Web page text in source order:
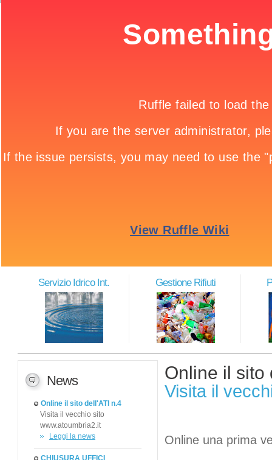
Servizio Idrico Int. Gestione Rifiuti
News
Online il sito dell'ATI n.4
Visita il vecchio sito
www.atoumbria2.it
Leggi la news
CHIUSURA UFFICI
Online il sito
Visita il
Online una prima